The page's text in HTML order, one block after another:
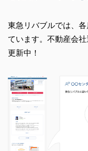
東急リバブルでは、
ています。不動産会
更新中！